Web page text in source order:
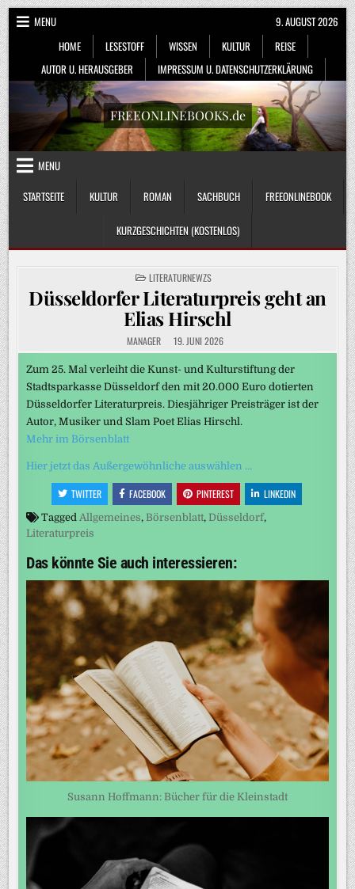
Skip
to
content
MENU
HOME
LESESTOFF WISSEN KULTUR
REISE
AUTOR U. HERAUSGEBER
IMPRESSUM U. DATENSCHUTZERKLÄRUNG
9. AUGUST 2026
FREEONLINEBOOKS.de
MENU
STARTSEITE
KULTUR ROMAN SACHBUCH FREEONLINEBOOK
KURZGESCHICHTEN (KOSTENLOS)
POSTED
IN
LITERATURNEWZS
Düsseldorfer Literaturpreis geht an
Elias Hirschl
MANAGER 19. JUNI 2026
Zum 25. Mal verleiht die Kunst- und Kulturstiftung der
Stadtsparkasse Düsseldorf den mit 20.000 Euro dotierten
Düsseldorfer Literaturpreis. Diesjähriger Preisträger ist der
Autor, Musiker und Slam Poet Elias Hirschl.
Mehr im Börsenblatt
Hier jetzt das Außergewöhnliche auswählen …
TWITTER FACEBOOK PINTEREST LINKEDIN
Tagged Allgemeines, Börsenblatt, Düsseldorf,
Literaturpreis
Das könnte Sie auch interessieren:
Susann Hoffmann: Bücher für die Kleinstadt